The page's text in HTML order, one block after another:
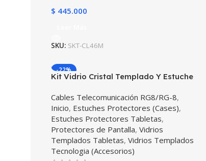
$ 445.000
SKU: SKT-CL46M
-22%
Kit Vidrio Cristal Templado Y Estuche
M10 HD TB-X306
Cables Telecomunicación RG8/RG-8,
Inicio, Estuches Protectores (Cases),
Estuches Protectores Tabletas,
Protectores de Pantalla, Vidrios
Templados Tabletas, Vidrios Templados
Tecnologia (Accesorios)